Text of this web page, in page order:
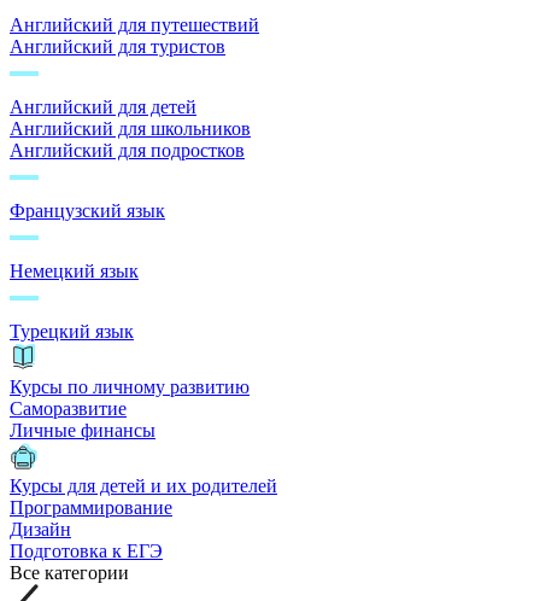
Английский для путешествий
Английский для туристов
Английский для детей
Английский для школьников
Английский для подростков
Французский язык
Немецкий язык
Турецкий язык
Курсы по личному развитию
Саморазвитие
Личные финансы
Курсы для детей и их родителей
Программирование
Дизайн
Подготовка к ЕГЭ
Все категории